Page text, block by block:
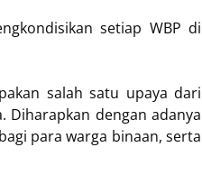
setiap WBP di
salah satu upaya dari
Diharapkan dengan adanya
para warga binaan, serta